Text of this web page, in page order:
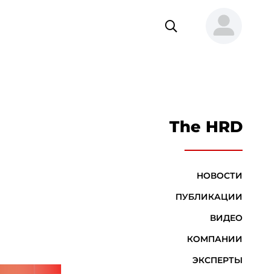
The HRD
НОВОСТИ
ПУБЛИКАЦИИ
ВИДЕО
КОМПАНИИ
ЭКСПЕРТЫ